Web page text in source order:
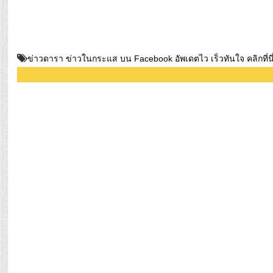
ข่าวดารา ข่าวในกระแส บน Facebook อัพเดตไว เร็วทันใจ คลิกที่